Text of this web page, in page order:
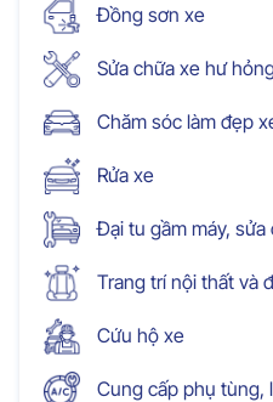
Đồng sơn xe
Sửa chữa xe hư
Chăm sóc làm đẹp
Rửa xe
Đại tu gầm máy,
Trang trí nội thất và
Cứu hộ xe
Cung cấp phụ tùng,